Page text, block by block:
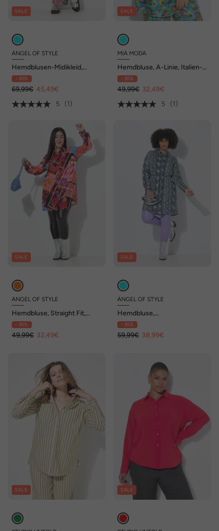
SALE
ANGEL OF STYLE
Hemdblusen-Midikleid,
Alloverdruck, Langarm
- 35%
69,99€ 45,49€
5
(1)
SALE
MIA MODA
Hemdbluse, A-Linie, Italien-
Muster
- 35%
49,99€ 32,49€
5
(1)
SALE
ANGEL OF STYLE
Hemdbluse, Straight Fit,
Patchmuster
- 35%
49,99€ 32,49€
SALE
ANGEL OF STYLE
Hemdbluse,
Schlangenmuster, Langarm
- 35%
59,99€ 38,99€
SALE SALE